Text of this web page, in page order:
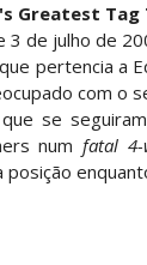
Greatest Tag
3 de julho de
que pertencia a
com o
se
numfatal 4-
posição